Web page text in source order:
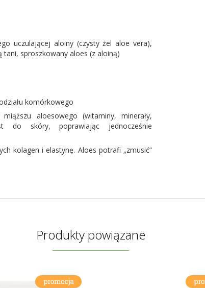
uczulającej aloiny (czysty żel aloe vera),
sproszkowany aloes (z aloiną)
komórkowego
aloesowego (witaminy, minerały,
do skóry, poprawiając jednocześnie
kolagen i elastynę. Aloes potrafi „zmusić”
Produkty powiązane